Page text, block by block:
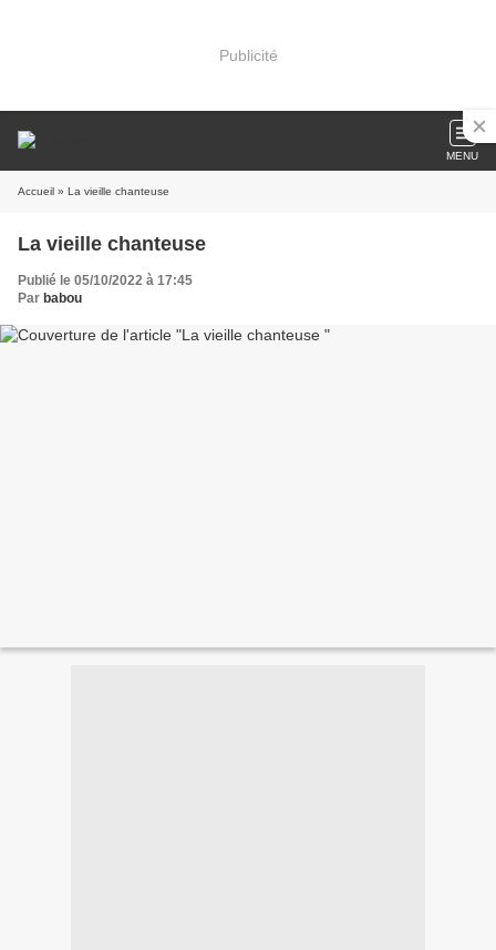
Publicité
MENU
Accueil » La vieille chanteuse
La vieille chanteuse
Publié le 05/10/2022 à 17:45
Par babou